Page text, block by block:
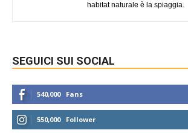
habitat naturale è la spiaggia.
SEGUICI SUI SOCIAL
540,000 Fans
550,000 Follower